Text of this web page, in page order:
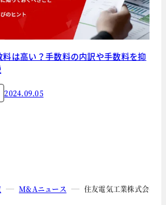
は高い？手数料の内訳や手数料を抑
2024.09.05
M&Aニュース 住友電気工業株式会社